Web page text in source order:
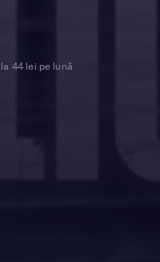
44 lei pe lună